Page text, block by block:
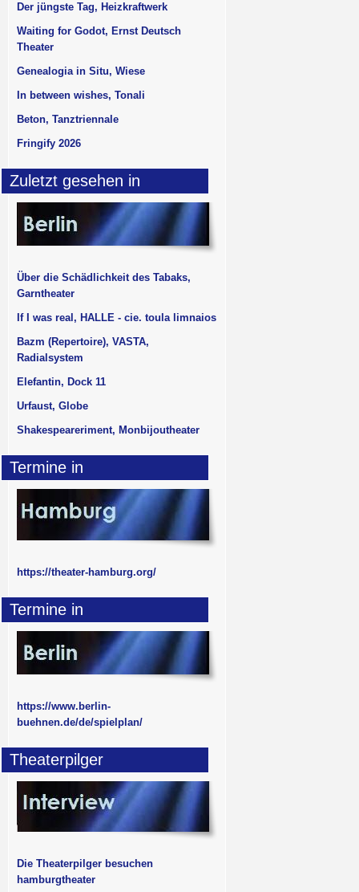
Der jüngste Tag, Heizkraftwerk
Waiting for Godot, Ernst Deutsch
Theater
Genealogia in Situ, Wiese
In between wishes, Tonali
Beton, Tanztriennale
Fringify 2026
Zuletzt gesehen in
Über die Schädlichkeit des Tabaks,
Garntheater
If I was real, HALLE - cie. toula limnaios
Bazm (Repertoire), VASTA,
Radialsystem
Elefantin, Dock 11
Urfaust, Globe
Shakespeareriment, Monbijoutheater
Termine in
https://theater-hamburg.org/
Termine in
https://www.berlin-
buehnen.de/de/spielplan/
Theaterpilger
Die Theaterpilger besuchen
hamburgtheater